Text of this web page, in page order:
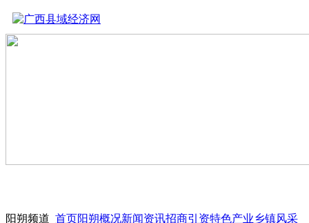
阳朔频道 首页阳朔概况新闻资讯招商引资特色产业乡镇风采